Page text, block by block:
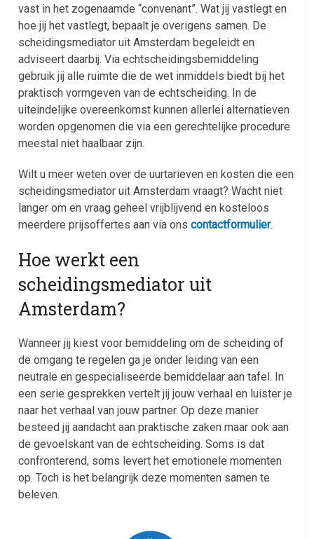
vast in het zogenaamde “convenant”. Wat jij vastlegt en
hoe jij het vastlegt, bepaalt je overigens samen. De
scheidingsmediator uit Amsterdam begeleidt en
adviseert daarbij. Via echtscheidingsbemiddeling
gebruik jij alle ruimte die de wet inmiddels biedt bij het
praktisch vormgeven van de echtscheiding. In de
uiteindelijke overeenkomst kunnen allerlei alternatieven
worden opgenomen die via een gerechtelijke procedure
meestal niet haalbaar zijn.
Wilt u meer weten over de uurtarieven en kosten die een
scheidingsmediator uit Amsterdam vraagt? Wacht niet
langer om en vraag geheel vrijblijvend en kosteloos
meerdere prijsoffertes aan via onscontactformulier.
Hoe werkt een
scheidingsmediator uit
Amsterdam?
Wanneer jij kiest voor bemiddeling om de scheiding of
de omgang te regelen ga je onder leiding van een
neutrale en gespecialiseerde bemiddelaar aan tafel. In
een serie gesprekken vertelt jij jouw verhaal en luister je
naar het verhaal van jouw partner. Op deze manier
besteed jij aandacht aan praktische zaken maar ook aan
de gevoelskant van de echtscheiding. Soms is dat
confronterend, soms levert het emotionele momenten
op. Toch is het belangrijk deze momenten samen te
beleven.